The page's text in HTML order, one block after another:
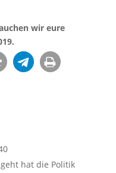
wir eure
hat die Politik